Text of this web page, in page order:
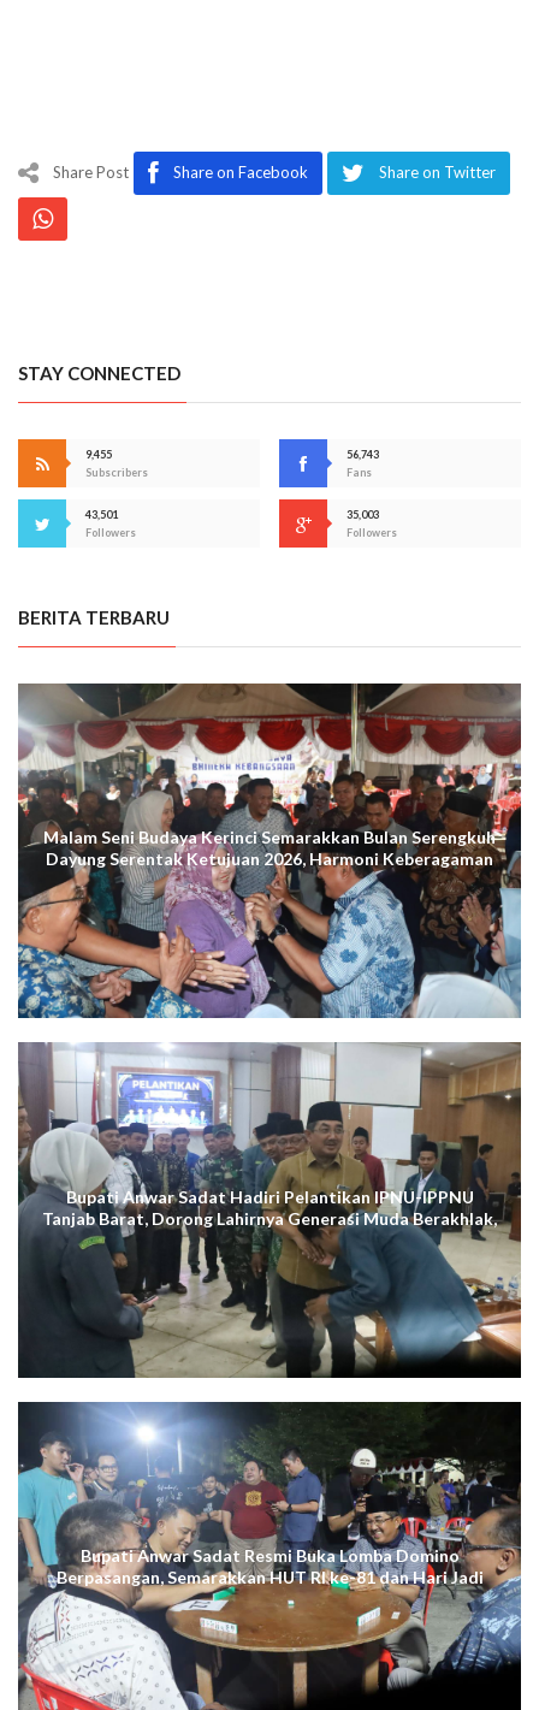
Share Post Share on Facebook Share on Twitter
STAY CONNECTED
9,455
Subscribers
56,743
Fans
43,501
Followers
35,003
Followers
BERITA TERBARU
Malam Seni Budaya Kerinci Semarakkan Bulan Serengkuh
Dayung Serentak Ketujuan 2026, Harmoni Keberagaman
Terus Menggema di Kuala Tungkal
Bupati Anwar Sadat Hadiri Pelantikan IPNU-IPPNU
Tanjab Barat, Dorong Lahirnya Generasi Muda Berakhlak,
Cerdas Digital, dan Berdaya Saing
Bupati Anwar Sadat Resmi Buka Lomba Domino
Berpasangan, Semarakkan HUT RI ke-81 dan Hari Jadi
ke-61 Tanjab Barat